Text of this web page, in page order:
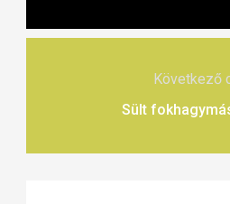
Következő
Sült